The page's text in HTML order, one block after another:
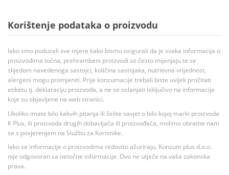
Korištenje podataka o proizvodu
Iako smo poduzeli sve mjere kako bismo osigurali da je svaka informacija o
proizvodima točna, prehrambeni proizvodi se često mijenjaju te se
slijedom navedenoga sastojci, količina sastojaka, nutritivna vrijednost,
alergeni mogu promjeniti. Prije konzumacije trebali biste uvijek pročitati
etiketu tj. deklaraciju proizvoda, a ne se oslanjati isključivo na informacije
koje su objavljene na web stranici.
Ukoliko imate bilo kakvih pitanja ili želite savjet o bilo kojoj marki proizvoda
K Plus, ili proizvoda drugih dobavljača ili proizvođača, molimo obratite nam
se s povjerenjem na Službu za Korisnike.
Iako se informacije o proizvodima redovito ažuriraju, Konzum plus d.o.o.
nije odgovoran za netočne informacije. Ovo ne utječe na vaša zakonska
prava.